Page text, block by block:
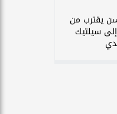
يقترب من
إلى سيلتيك